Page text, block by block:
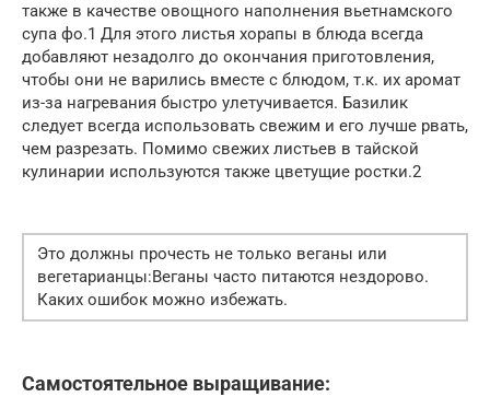
также в качестве овощного наполнения вьетнамского
супа фо.1 Для этого листья хорапы в блюда всегда
добавляют незадолго до окончания приготовления,
чтобы они не варились вместе с блюдом, т.к. их аромат
из-за нагревания быстро улетучивается. Базилик
следует всегда использовать свежим и его лучше рвать,
чем разрезать. Помимо свежих листьев в тайской
кулинарии используются также цветущие ростки.2
Это должны прочесть не только веганы или
вегетарианцы:Веганы часто питаются нездорово.
Каких ошибок можно избежать.
Самостоятельное выращивание: